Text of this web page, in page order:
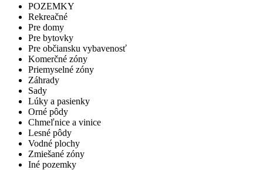
POZEMKY
Rekreačné
Pre domy
Pre bytovky
Pre občiansku vybavenosť
Komerčné zóny
Priemyselné zóny
Záhrady
Sady
Lúky a pasienky
Orné pôdy
Chmeľnice a vinice
Lesné pôdy
Vodné plochy
Zmiešané zóny
Iné pozemky